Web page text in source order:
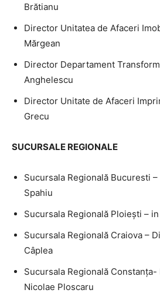
Brătianu
Director Unitatea de Afaceri
Mărgean
Director Departament
Anghelescu
Director Unitate de Afaceri
Grecu
SUCURSALE REGIONALE
Sucursala Regională Bucuresti
Spahiu
Sucursala Regională Ploieşti –
Sucursala Regională Craiova –
Câplea
Sucursala Regională
Nicolae Ploscaru